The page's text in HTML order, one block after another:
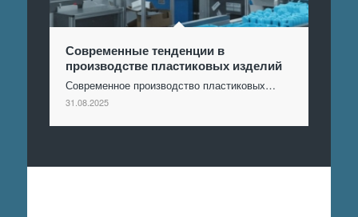
Современные тенденции в
производстве пластиковых изделий
Современное производство пластиковых…
31.08.2025